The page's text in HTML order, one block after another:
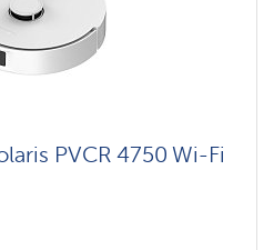
PVCR 4750 Wi-Fi